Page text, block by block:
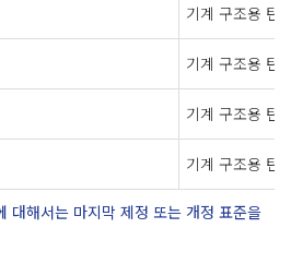
기계 구조용 탄
기계 구조용 탄
기계 구조용 탄
기계 구조용 탄
대해서는 마지막 제정 또는 개정 표준을